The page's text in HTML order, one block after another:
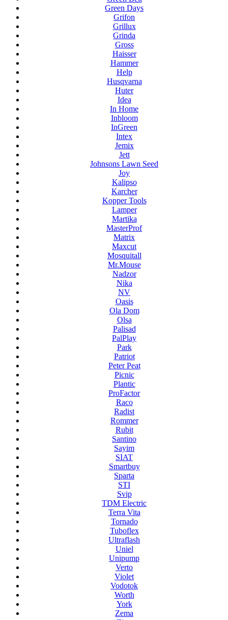
Green Days
Grifon
Grillux
Grinda
Gross
Haisser
Hammer
Help
Husqvarna
Huter
Idea
In Home
Inbloom
InGreen
Intex
Jemix
Jett
Johnsons Lawn Seed
Joy
Kalipso
Karcher
Kopper Tools
Lamper
Martika
MasterProf
Matrix
Maxcut
Mosquitall
Mr.Mouse
Nadzor
Nika
NV
Oasis
Ola Dom
Olsa
Palisad
PalPlay
Park
Patriot
Peter Peat
Picnic
Plantic
ProFactor
Raco
Radist
Rommer
Rubit
Santino
Sayim
SIAT
Smartbuy
Sparta
STI
Svip
TDM Electric
Terra Vita
Tornado
Tuboflex
Ultraflash
Uniel
Unipump
Verto
Violet
Vodotok
Worth
York
Zema